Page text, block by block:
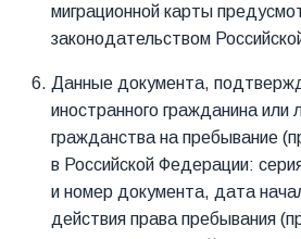
миграционной карты
законодательством
Данные документа,
иностранного гражданина или
гражданства на пребывание
в Российской Федерации:
и номер документа, дата
действия права пребывания